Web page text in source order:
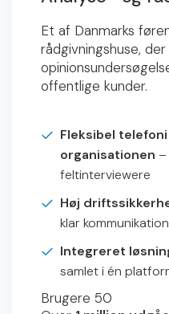
Et af Danmarks
rådgivningshuse,
offentlige kunder.
Fleksibel
organisationen –
feltinterviewere
Høj
klar
Integreret
samlet i én
Brugere 50